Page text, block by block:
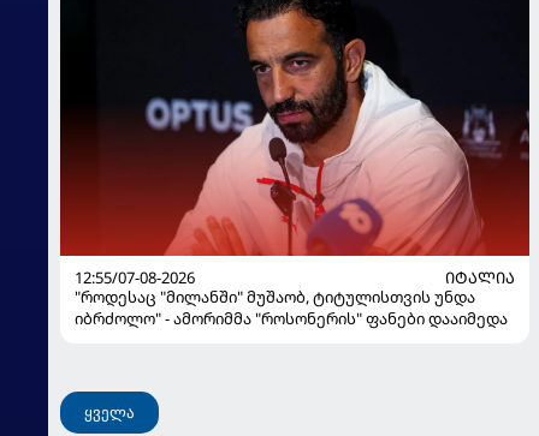
12:55/07-08-2026
ᲘᲢᲐᲚᲘᲐ
"როდესაც "მილანში" მუშაობ, ტიტულისთვის უნდა
იბრძოლო" - ამორიმმა "როსონერის" ფანები დააიმედა
ყველა